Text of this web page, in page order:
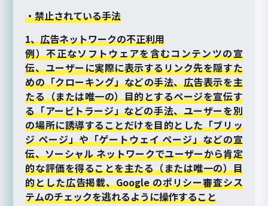
・禁止されている手法
1、広告ネットワークの不正利用
例）不正なソフトウェアを含むコンテンツの宣
伝、ユーザーに実際に表示するリンク先を隠すた
めの「クローキング」などの手法、広告表示を主
たる（または唯一の）目的とするページを宣伝す
る「アービトラージ」などの手法、ユーザーを別
の場所に誘導することだけを目的とした「ブリッ
ジ ページ」や「ゲートウェイ ページ」などの宣
伝、ソーシャル ネットワークでユーザーから肯定
的な評価を得ることを主たる（または唯一の）目
的とした広告掲載、Google のポリシー審査シス
テムのチェックを逃れるように操作すること